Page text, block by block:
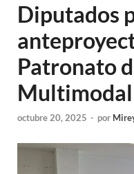
Diputados
Patronato
Multimodal
octubre 20, 2025 - por